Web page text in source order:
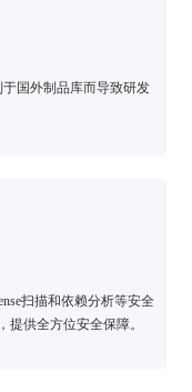
国外制品库而导致研发
扫描和依赖分析等安全
供全方位安全保障。